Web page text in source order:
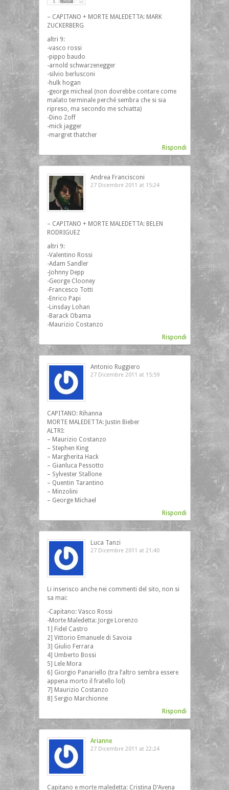
– CAPITANO + MORTE MALEDETTA: MARK
ZUCKERBERG
altri 9:
-vasco rossi
-pippo baudo
-arnold schwarzenegger
-silvio berlusconi
-hulk hogan
-george micheal (non dovrebbe contare come
malato terminale perché sembra che si sia
ripreso, ma secondo me schiatta)
-Dino Zoff
-mick jagger
-margret thatcher
Rispondi
Andrea Francisconi
27 Dicembre 2011 at 15:24
– CAPITANO + MORTE MALEDETTA: BELEN
RODRIGUEZ
altri 9:
-Valentino Rossi
-Adam Sandler
-Johnny Depp
-George Clooney
-Francesco Totti
-Enrico Papi
-Linsday Lohan
-Barack Obama
-Maurizio Costanzo
Rispondi
Antonio Ruggiero
27 Dicembre 2011 at 15:59
CAPITANO: Rihanna
MORTE MALEDETTA: Justin Bieber
ALTRI:
– Maurizio Costanzo
– Stephen King
– Margherita Hack
– Gianluca Pessotto
– Sylvester Stallone
– Quentin Tarantino
– Minzolini
– George Michael
Rispondi
Luca Tanzi
27 Dicembre 2011 at 21:40
Li inserisco anche nei commenti del sito, non si
sa mai:
-Capitano: Vasco Rossi
-Morte Maledetta: Jorge Lorenzo
1] Fidel Castro
2] Vittorio Emanuele di Savoia
3] Giulio Ferrara
4] Umberto Bossi
5] Lele Mora
6] Giorgio Panariello (tra l’altro sembra essere
appena morto il fratello lol)
7] Maurizio Costanzo
8] Sergio Marchionne
Rispondi
Arianne
27 Dicembre 2011 at 22:24
Capitano e morte maledetta: Cristina D’Avena